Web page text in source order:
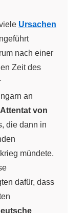
Ursachen
nach einer
Zeit des
an
Attentat von
die dann in
mündete.
dafür, dass